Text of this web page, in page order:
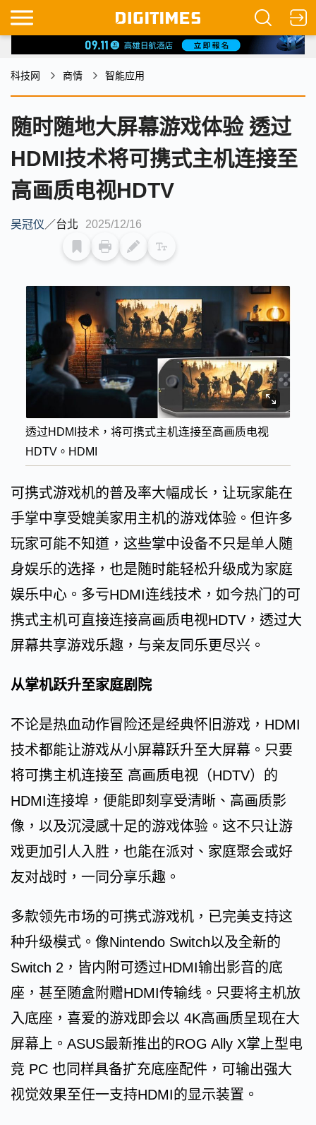
科技网 商情 智能应用
随时随地大屏幕游戏体验 透过
HDMI技术将可携式主机连接至
高画质电视HDTV
吴冠仪／台北 2025/12/16
透过HDMI技术，将可携式主机连接至高画质电视
HDTV。HDMI
可携式游戏机的普及率大幅成长，让玩家能在
手掌中享受媲美家用主机的游戏体验。但许多
玩家可能不知道，这些掌中设备不只是单人随
身娱乐的选择，也是随时能轻松升级成为家庭
娱乐中心。多亏HDMI连线技术，如今热门的可
携式主机可直接连接高画质电视HDTV，透过大
屏幕共享游戏乐趣，与亲友同乐更尽兴。
从掌机跃升至家庭剧院
不论是热血动作冒险还是经典怀旧游戏，HDMI
技术都能让游戏从小屏幕跃升至大屏幕。只要
将可携主机连接至 高画质电视（HDTV）的
HDMI连接埠，便能即刻享受清晰、高画质影
像，以及沉浸感十足的游戏体验。这不只让游
戏更加引人入胜，也能在派对、家庭聚会或好
友对战时，一同分享乐趣。
多款领先市场的可携式游戏机，已完美支持这
种升级模式。像Nintendo Switch以及全新的
Switch 2，皆内附可透过HDMI输出影音的底
座，甚至随盒附赠HDMI传输线。只要将主机放
入底座，喜爱的游戏即会以 4K高画质呈现在大
屏幕上。ASUS最新推出的ROG Ally X掌上型电
竞 PC 也同样具备扩充底座配件，可输出强大
视觉效果至任一支持HDMI的显示装置。